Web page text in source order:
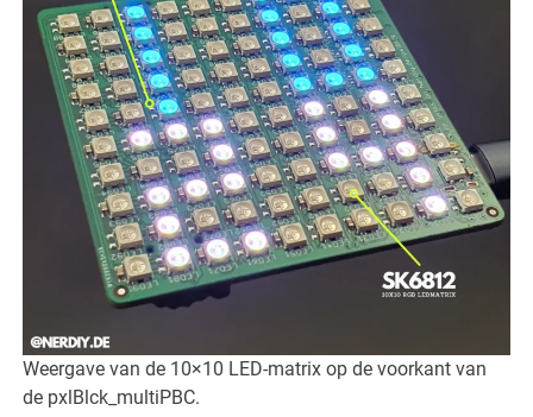
Weergave van de 10×10 LED-matrix op de voorkant van
de pxlBlck_multiPBC.